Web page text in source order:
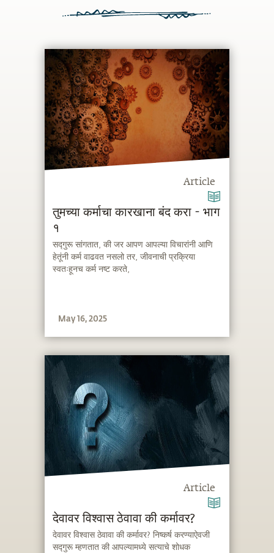
Article
तुमच्या कर्माचा कारखाना बंद करा - भाग
१
सद्गुरू सांगतात, की जर आपण आपल्या विचारांनी आणि
हेतूंनी कर्म वाढवत नसलो तर, जीवनाची प्रक्रिया
स्वतःहूनच कर्म नष्ट करते,
May 16, 2025
Article
देवावर विश्वास ठेवावा की कर्मावर?
देवावर विश्वास ठेवावा की कर्मावर? निष्कर्ष करण्याऐवजी
सद्गुरू म्हणतात की आपल्यामध्ये सत्याचे शोधक